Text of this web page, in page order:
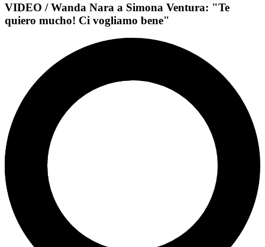
VIDEO / Wanda Nara a Simona Ventura: "Te
quiero mucho! Ci vogliamo bene"